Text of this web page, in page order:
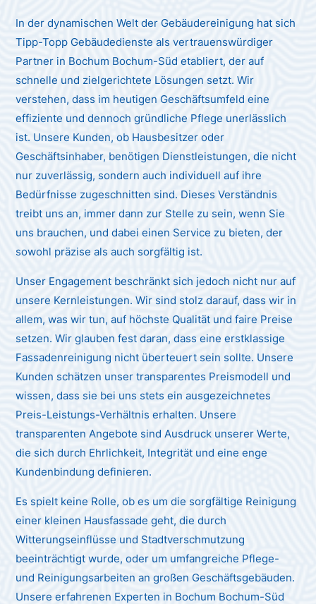
In der dynamischen Welt der Gebäudereinigung hat sich
Tipp-Topp Gebäudedienste als vertrauenswürdiger
Partner in Bochum Bochum-Süd etabliert, der auf
schnelle und zielgerichtete Lösungen setzt. Wir
verstehen, dass im heutigen Geschäftsumfeld eine
effiziente und dennoch gründliche Pflege unerlässlich
ist. Unsere Kunden, ob Hausbesitzer oder
Geschäftsinhaber, benötigen Dienstleistungen, die nicht
nur zuverlässig, sondern auch individuell auf ihre
Bedürfnisse zugeschnitten sind. Dieses Verständnis
treibt uns an, immer dann zur Stelle zu sein, wenn Sie
uns brauchen, und dabei einen Service zu bieten, der
sowohl präzise als auch sorgfältig ist.
Unser Engagement beschränkt sich jedoch nicht nur auf
unsere Kernleistungen. Wir sind stolz darauf, dass wir in
allem, was wir tun, auf höchste Qualität und faire Preise
setzen. Wir glauben fest daran, dass eine erstklassige
Fassadenreinigung nicht überteuert sein sollte. Unsere
Kunden schätzen unser transparentes Preismodell und
wissen, dass sie bei uns stets ein ausgezeichnetes
Preis-Leistungs-Verhältnis erhalten. Unsere
transparenten Angebote sind Ausdruck unserer Werte,
die sich durch Ehrlichkeit, Integrität und eine enge
Kundenbindung definieren.
Es spielt keine Rolle, ob es um die sorgfältige Reinigung
einer kleinen Hausfassade geht, die durch
Witterungseinflüsse und Stadtverschmutzung
beeinträchtigt wurde, oder um umfangreiche Pflege-
und Reinigungsarbeiten an großen Geschäftsgebäuden.
Unsere erfahrenen Experten in Bochum Bochum-Süd